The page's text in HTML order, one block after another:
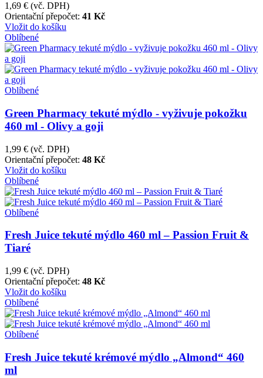
1,69 € (vč. DPH)
Orientační přepočet: 41 Kč
Vložit do košíku
Oblíbené
Oblíbené
Green Pharmacy tekuté mýdlo - vyživuje pokožku
460 ml - Olivy a goji
1,99 € (vč. DPH)
Orientační přepočet: 48 Kč
Vložit do košíku
Oblíbené
Oblíbené
Fresh Juice tekuté mýdlo 460 ml – Passion Fruit &
Tiaré
1,99 € (vč. DPH)
Orientační přepočet: 48 Kč
Vložit do košíku
Oblíbené
Oblíbené
Fresh Juice tekuté krémové mýdlo „Almond“ 460
ml